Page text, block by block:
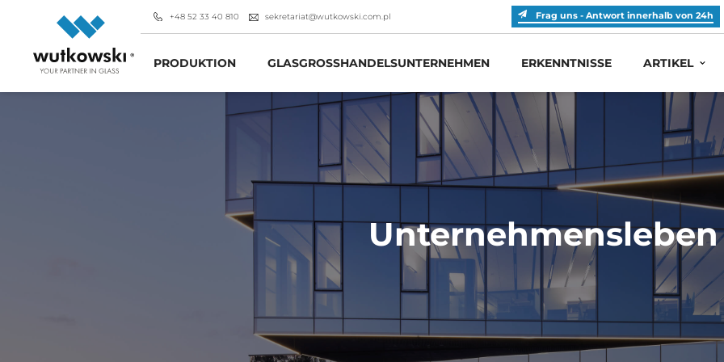
+48 52 33 40 810 sekretariat@wutkowski.com.pl Frag uns - Antwort innerhalb von 24h
PRODUKTION GLASGROSSHANDELSUNTERNEHMEN ERKENNTNISSE ARTIKEL
Unternehmensleben